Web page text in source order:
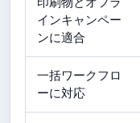
インキャンペー
ンに適合
一括ワークフロ
ーに対応